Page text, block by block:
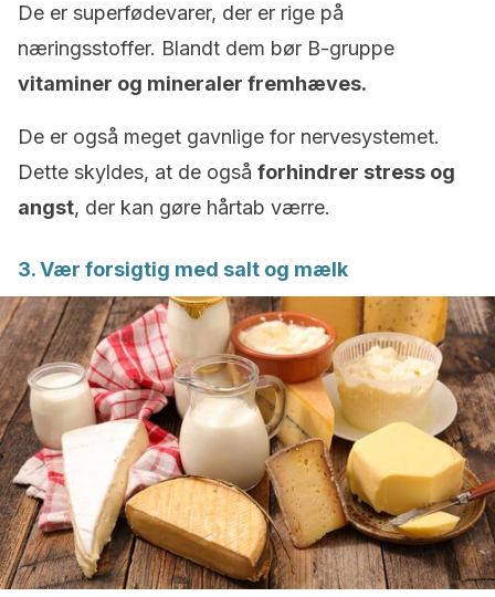
De er superfødevarer, der er rige på
næringsstoffer. Blandt dem bør B-gruppe
vitaminer og mineraler fremhæves.
De er også meget gavnlige for nervesystemet.
Dette skyldes, at de også forhindrer stress og
angst, der kan gøre hårtab værre.
3. Vær forsigtig med salt og mælk